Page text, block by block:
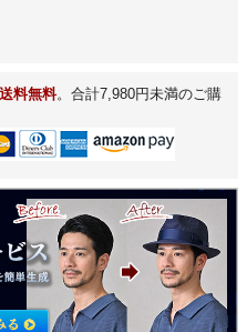
送料無料。合計7,980円未満のご購